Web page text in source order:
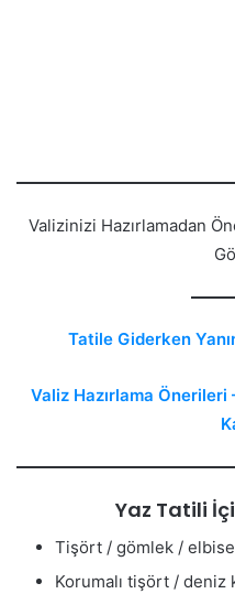
Valizinizi Hazırlamadan
Tatile Giderken
Valiz Hazırlama
Yaz Tatili
Tişört / gömlek / elbise
Korumalı tişört / deniz